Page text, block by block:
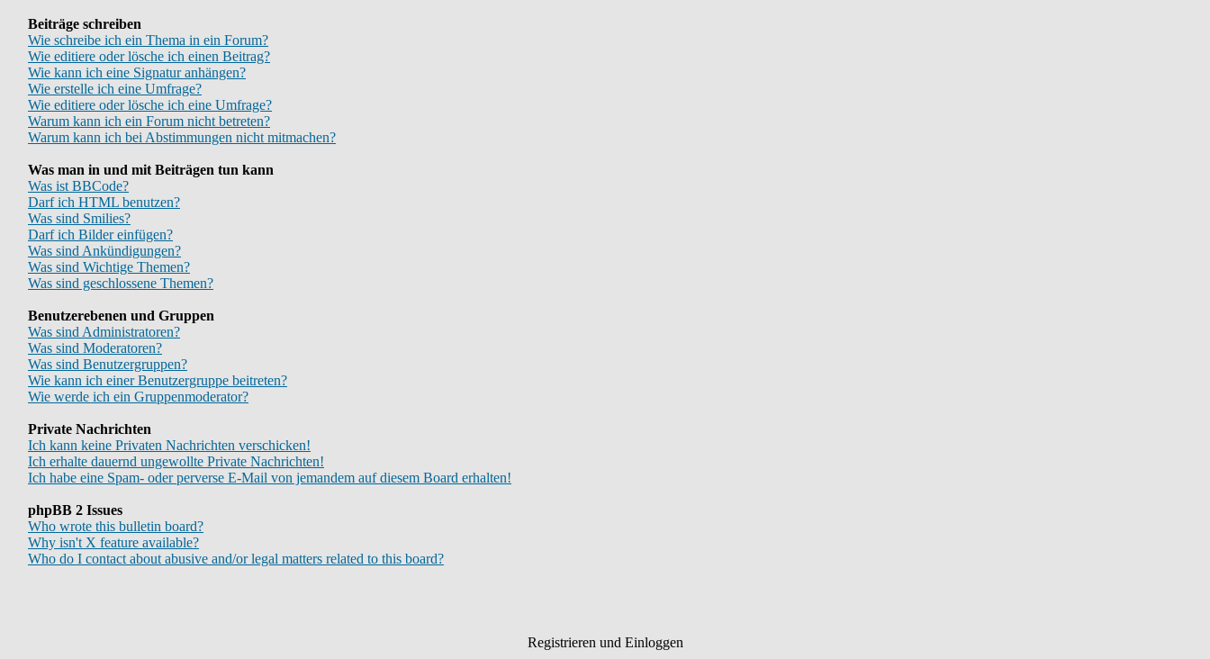
Beiträge schreiben
Wie schreibe ich ein Thema in ein Forum?
Wie editiere oder lösche ich einen Beitrag?
Wie kann ich eine Signatur anhängen?
Wie erstelle ich eine Umfrage?
Wie editiere oder lösche ich eine Umfrage?
Warum kann ich ein Forum nicht betreten?
Warum kann ich bei Abstimmungen nicht mitmachen?
Was man in und mit Beiträgen tun kann
Was ist BBCode?
Darf ich HTML benutzen?
Was sind Smilies?
Darf ich Bilder einfügen?
Was sind Ankündigungen?
Was sind Wichtige Themen?
Was sind geschlossene Themen?
Benutzerebenen und Gruppen
Was sind Administratoren?
Was sind Moderatoren?
Was sind Benutzergruppen?
Wie kann ich einer Benutzergruppe beitreten?
Wie werde ich ein Gruppenmoderator?
Private Nachrichten
Ich kann keine Privaten Nachrichten verschicken!
Ich erhalte dauernd ungewollte Private Nachrichten!
Ich habe eine Spam- oder perverse E-Mail von jemandem auf diesem Board erhalten!
phpBB 2 Issues
Who wrote this bulletin board?
Why isn't X feature available?
Who do I contact about abusive and/or legal matters related to this board?
Registrieren und Einloggen